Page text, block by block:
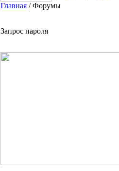
Главная /Форумы
Запрос пароля